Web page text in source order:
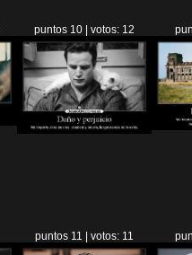
puntos 10 | votos: 12
puntos 11 | votos: 11